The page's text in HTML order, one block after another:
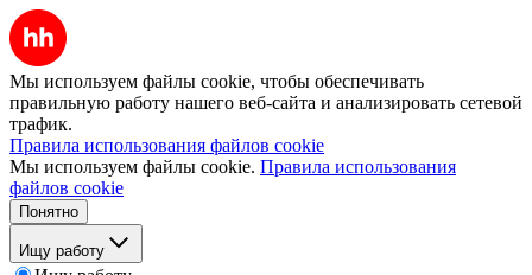
Мы используем файлы cookie, чтобы обеспечивать
правильную работу нашего веб-сайта и анализировать сетевой
трафик.
Правила использования файлов cookie
Мы используем файлы cookie. Правила использования
файлов cookie
Понятно
Ищу работу